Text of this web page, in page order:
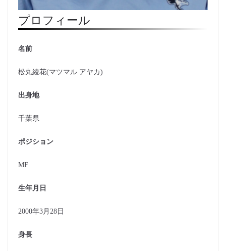
プロフィール
名前
松丸綾花(マツマル アヤカ)
出身地
千葉県
ポジション
MF
生年月日
2000年3月28日
身長